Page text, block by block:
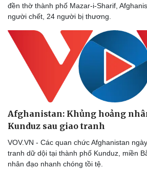
Bóng đá
Lịch thi đấu bóng đá
eSports
Hậu trường
Ô tô -
Ô tô
đền thờ thành phố Mazar-i-Sharif,
người chết, 24 người bị thương.
Afghanistan: Khủng hoảng
Kunduz sau giao tranh
VOV.VN - Các quan chức Afghanistan
tranh dữ dội tại thành phố Kunduz, miền
nhân đạo nhanh chóng tồi tệ.